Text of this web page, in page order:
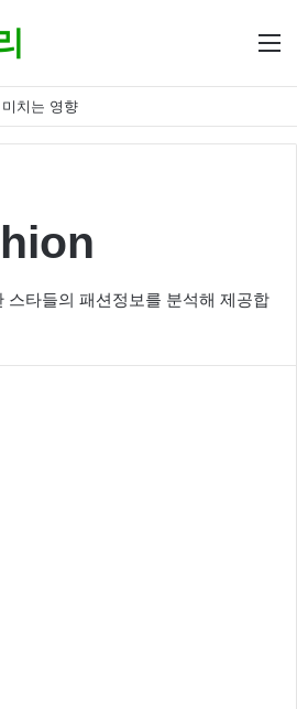
‘숨겨진 영향력’
스타들의 패션정보를 분석해 제공합